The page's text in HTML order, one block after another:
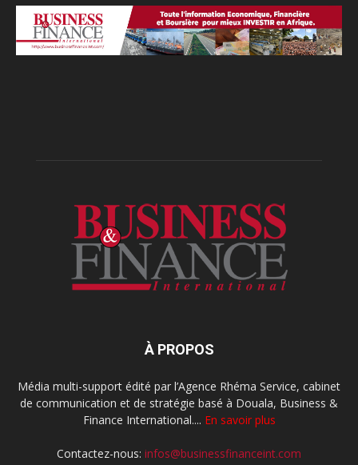
À PROPOS
Média multi-support édité par l’Agence Rhéma Service, cabinet
de communication et de stratégie basé à Douala, Business &
Finance International.... En savoir plus
Contactez-nous: infos@businessfinanceint.com